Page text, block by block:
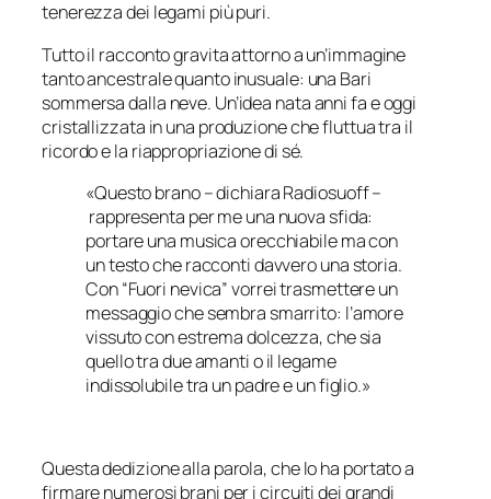
tenerezza dei legami più puri.
Tutto il racconto gravita attorno a un’immagine
tanto ancestrale quanto inusuale: una Bari
sommersa dalla neve. Un’idea nata anni fa e oggi
cristallizzata in una produzione che fluttua tra il
ricordo e la riappropriazione di sé.
«Questo brano – dichiara Radiosuoff –
rappresenta per me una nuova sfida:
portare una musica orecchiabile ma con
un testo che racconti davvero una storia.
Con “Fuori nevica” vorrei trasmettere un
messaggio che sembra smarrito: l’amore
vissuto con estrema dolcezza, che sia
quello tra due amanti o il legame
indissolubile tra un padre e un figlio.»
Questa dedizione alla parola, che lo ha portato a
firmare numerosi brani per i circuiti dei grandi